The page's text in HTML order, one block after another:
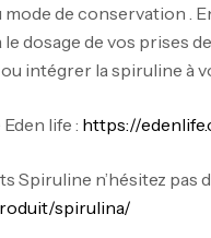
mode de conservation .
dosage de vos prises
intégrer la spiruline à
life : https://
Spiruline n’hésitez pas
spirulina/